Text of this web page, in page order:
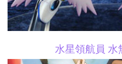
水星領航員 水